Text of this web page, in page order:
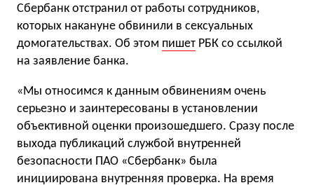
Сбербанк отстранил от работы сотрудников,
которых накануне обвинили в сексуальных
домогательствах. Об этом пишет РБК со ссылкой
на заявление банка.
«Мы относимся к данным обвинениям очень
серьезно и заинтересованы в установлении
объективной оценки произошедшего. Сразу после
выхода публикаций службой внутренней
безопасности ПАО «Сбербанк» была
инициирована внутренняя проверка. На время